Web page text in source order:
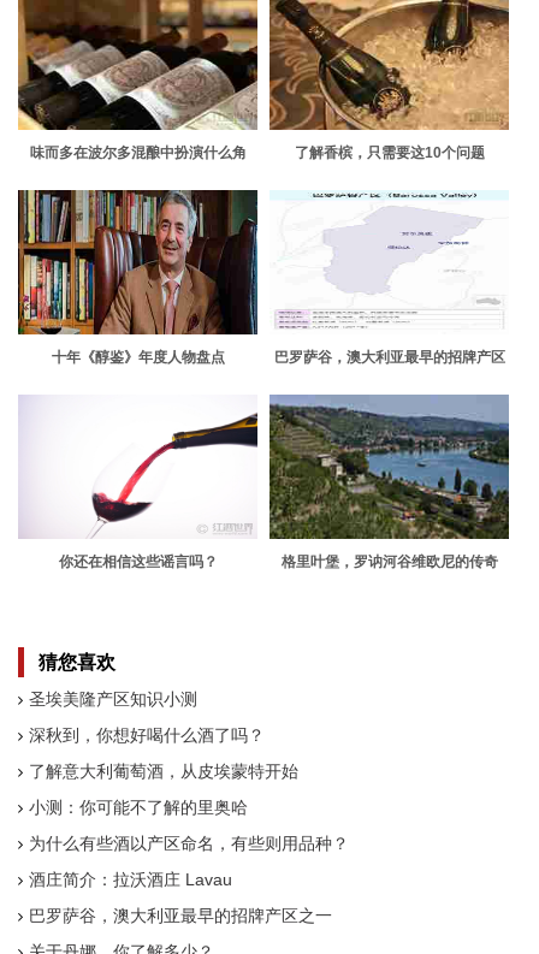
味而多在波尔多混酿中扮演什么角
了解香槟，只需要这10个问题
十年《醇鉴》年度人物盘点
巴罗萨谷，澳大利亚最早的招牌产区
你还在相信这些谣言吗？ 格里叶堡，罗讷河谷维欧尼的传奇
猜您喜欢
圣埃美隆产区知识小测
深秋到，你想好喝什么酒了吗？
了解意大利葡萄酒，从皮埃蒙特开始
小测：你可能不了解的里奥哈
为什么有些酒以产区命名，有些则用品种？
酒庄简介：拉沃酒庄 Lavau
巴罗萨谷，澳大利亚最早的招牌产区之一